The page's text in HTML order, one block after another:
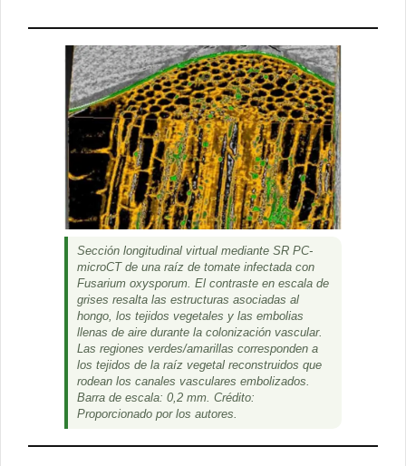
Sección longitudinal virtual mediante SR PC-
microCT de una raíz de tomate infectada con
Fusarium oxysporum. El contraste en escala de
grises resalta las estructuras asociadas al
hongo, los tejidos vegetales y las embolias
llenas de aire durante la colonización vascular.
Las regiones verdes/amarillas corresponden a
los tejidos de la raíz vegetal reconstruidos que
rodean los canales vasculares embolizados.
Barra de escala: 0,2 mm. Crédito:
Proporcionado por los autores.